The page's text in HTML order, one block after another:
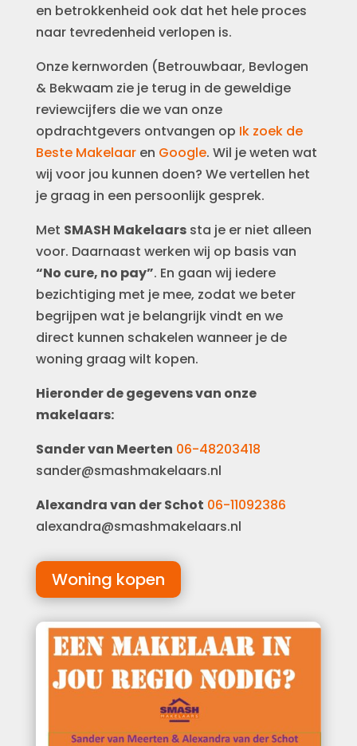
en betrokkenheid ook dat het hele proces
naar tevredenheid verlopen is.
Onze kernworden (Betrouwbaar, Bevlogen
& Bekwaam zie je terug in de geweldige
reviewcijfers die we van onze
opdrachtgevers ontvangen op Ik zoek de
Beste Makelaaren Google. Wil je weten wat
wij voor jou kunnen doen? We vertellen het
je graag in een persoonlijk gesprek.
Met SMASH Makelaarssta je er niet alleen
voor. Daarnaast werken wij op basis van
“No cure, no pay”. En gaan wij iedere
bezichtiging met je mee, zodat we beter
begrijpen wat je belangrijk vindt en we
direct kunnen schakelen wanneer je de
woning graag wilt kopen.
Hieronder de gegevens van onze
makelaars:
Sander van Meerten 06-48203418
sander@smashmakelaars.nl
Alexandra van der Schot 06-11092386
alexandra@smashmakelaars.nl
Woning kopen